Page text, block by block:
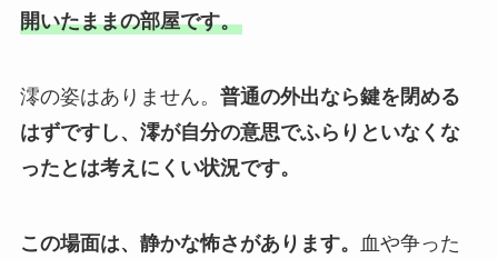
開いたままの部屋です。
澪の姿はありません。 普通の外出なら鍵を閉める
はずですし、澪が自分の意思でふらりといなくな
ったとは考えにくい状況です。
この場面は、静かな怖さがあります。
血や争った